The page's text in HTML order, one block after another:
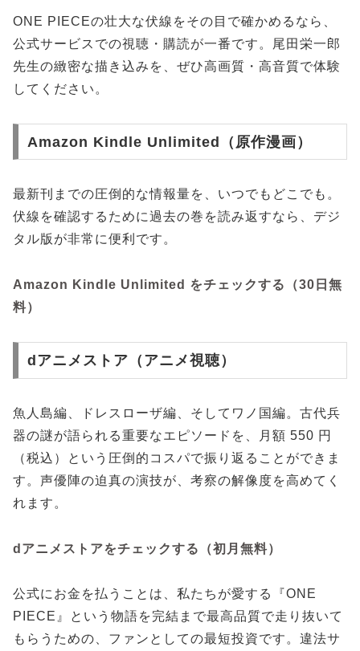
ONE PIECEの壮大な伏線をその目で確かめるなら、
公式サービスでの視聴・購読が一番です。尾田栄一郎
先生の緻密な描き込みを、ぜひ高画質・高音質で体験
してください。
Amazon Kindle Unlimited（原作漫画）
最新刊までの圧倒的な情報量を、いつでもどこでも。
伏線を確認するために過去の巻を読み返すなら、デジ
タル版が非常に便利です。
Amazon Kindle Unlimited をチェックする（30日無
料）
dアニメストア（アニメ視聴）
魚人島編、ドレスローザ編、そしてワノ国編。古代兵
器の謎が語られる重要なエピソードを、月額 550 円
（税込）という圧倒的コスパで振り返ることができま
す。声優陣の迫真の演技が、考察の解像度を高めてく
れます。
dアニメストアをチェックする（初月無料）
公式にお金を払うことは、私たちが愛する『ONE
PIECE』という物語を完結まで最高品質で走り抜いて
もらうための、ファンとしての最短投資です。違法サ